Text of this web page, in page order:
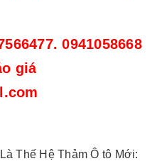
0941058668
giá
Thế Hệ Thảm Ô tô Mới: